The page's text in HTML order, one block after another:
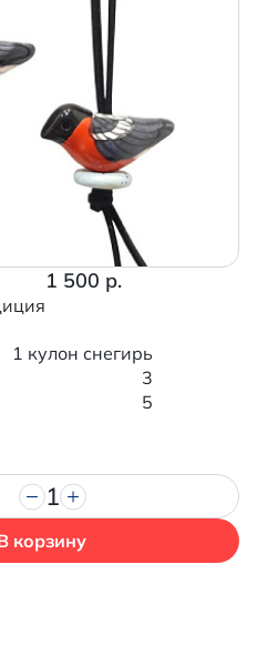
1 500 р.
1 кулон снегирь
3
5
1
корзину